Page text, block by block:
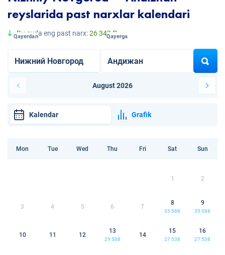
reyslarida past narxlar kalendari
Bu oyda eng past narx:26 343 ₽
Qayerdan Qayerga
August 2026
Kalendar Grafik
Mon Tue Wed Thu Fri Sat Sun
1 2
3 4 5 6 7
8
35 588
9
35 588
10 11 12
13
29 508
14
15
27 538
16
27 538